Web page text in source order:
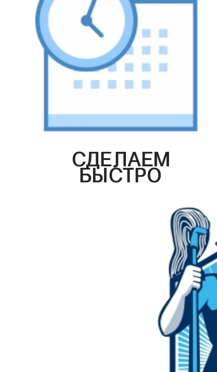
СДЕЛАЕМ
БЫСТРО